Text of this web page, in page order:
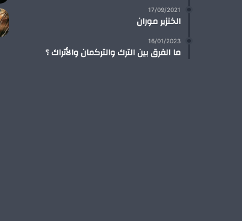
17/09/2021
الخنزير موران
16/01/2023
ما الفرق بين الترك والتركمان والأتراك ؟